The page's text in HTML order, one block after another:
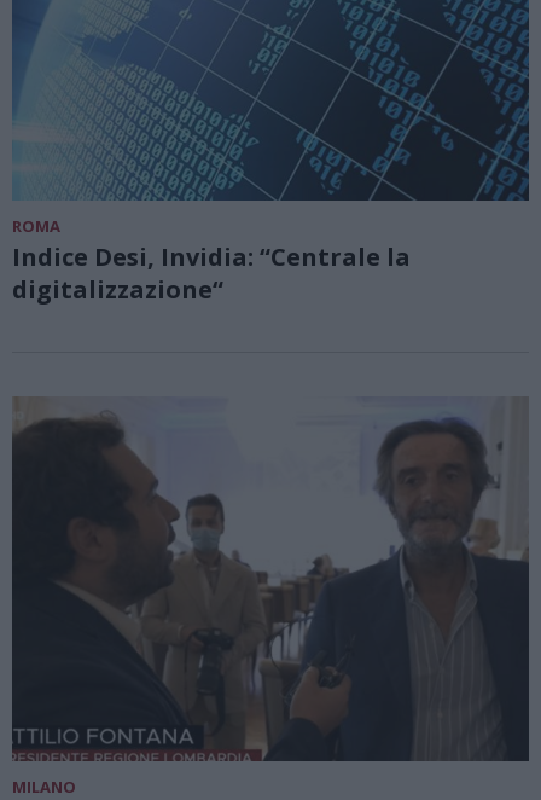
ROMA
Indice Desi, Invidia: “Centrale la
digitalizzazione“
MILANO